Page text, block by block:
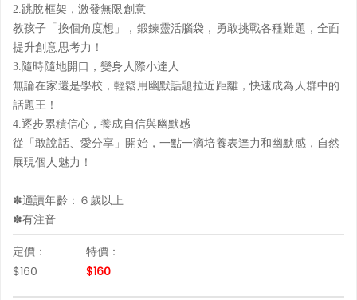
2.跳脫框架，激發無限創意
教孩子「換個角度想」，鍛鍊靈活腦袋，勇敢挑戰各種難題，全面
提升創意思考力！
3.隨時隨地開口，變身人際小達人
無論在家還是學校，輕鬆用幽默話題拉近距離，快速成為人群中的
話題王！
4.逐步累積信心，養成自信與幽默感
從「敢說話、愛分享」開始，一點一滴培養表達力和幽默感，自然
展現個人魅力！
✽適讀年齡：６歲以上
✽有注音
定價：
$160
特價：
$160